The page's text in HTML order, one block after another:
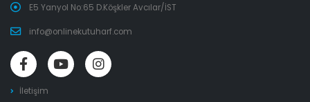
E5 Yanyol No:65 D.Köşkler Avcılar/İST
info@onlinekutuharf.com
İletişim